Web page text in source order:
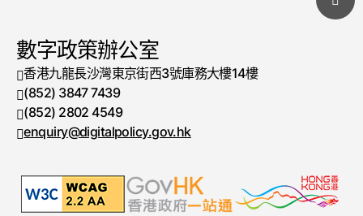
數字政策辦公室
香港九龍長沙灣東京街西3號庫務大樓14樓
電話號碼
(852) 3847 7439
傳真號碼
(852) 2802 4549
enquiry@digitalpolicy.gov.hk